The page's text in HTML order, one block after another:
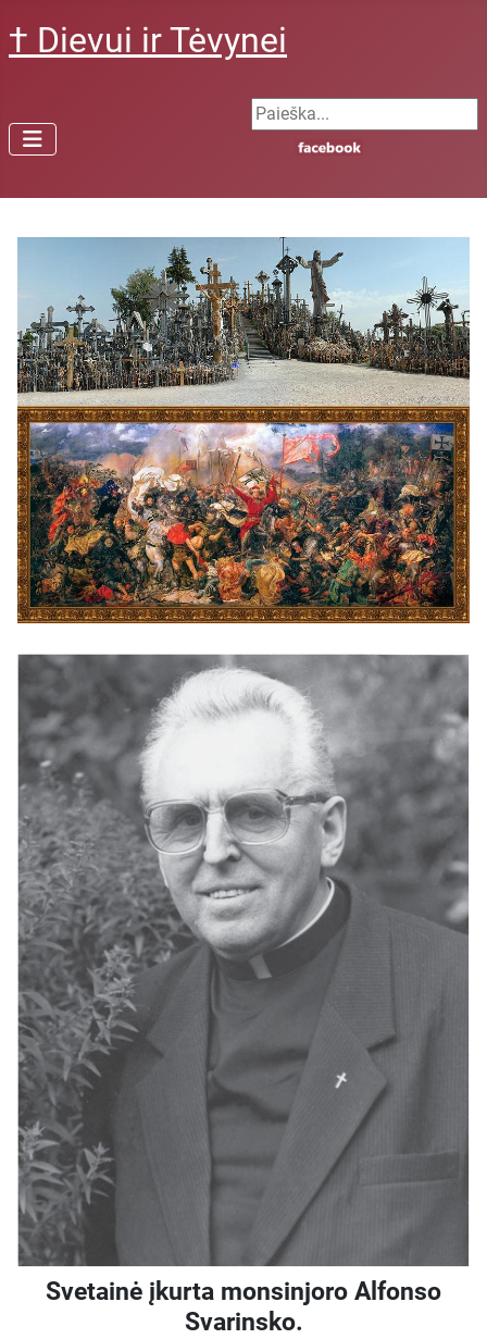
† Dievui ir Tėvynei
Search ...
Svetainė įkurta monsinjoro Alfonso
Svarinsko.